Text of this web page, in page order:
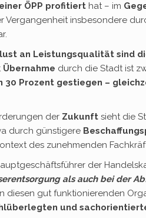
ÖPP profitiert hat – im
Vergangenheit insbesondere
an Leistungsqualität sind
Übernahme durch die Stadt ist
30 Prozent gestiegen –
der Zukunft sieht die
durch günstigere
des zunehmenden
der
als auch bei der
diesen gut funktionierenden
und